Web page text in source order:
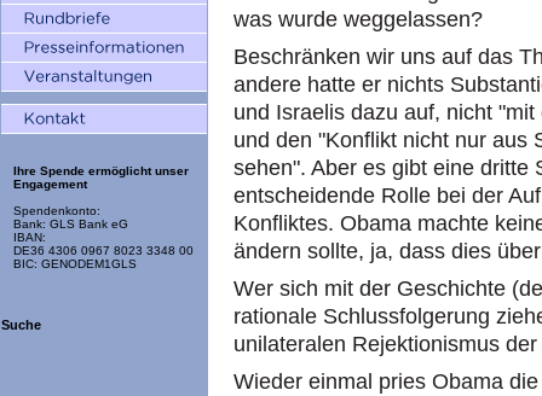
Ihre Spende ermöglicht unser
Engagement
Spendenkonto:
Bank: GLS Bank eG
IBAN:
DE36 4306 0967 8023 3348 00
BIC: GENODEM1GLS
Suche
was wurde weggelassen?
Beschränken wir uns auf das
andere hatte er nichts
und Israelis dazu auf, nicht
und den "Konflikt nicht nur aus
sehen". Aber es gibt eine dritte
entscheidende Rolle bei der
Konfliktes. Obama machte
ändern sollte, ja, dass dies
Wer sich mit der Geschichte
rationale Schlussfolgerung
unilateralen Rejektionismus
Wieder einmal pries Obama